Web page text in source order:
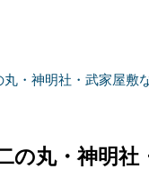
・神明社・武家屋敷
の丸・神明